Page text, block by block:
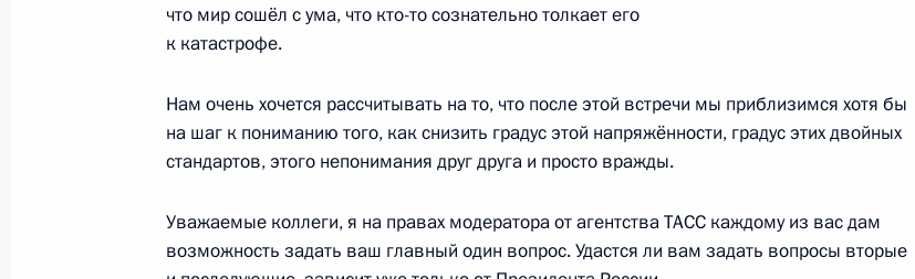
Рабочая встреча с Русланом Кухаруком
29 мая 2024 года, среда
Заседание Совета по стратегическому развитию и нацпроектам
и комиссий Госсовета по направлениям социально-
что мир сошёл с ума, что кто-то сознательно толкает его
к катастрофе.
Нам очень хочется рассчитывать на то, что после этой встречи мы приблизимся хотя бы
на шаг к пониманию того, как снизить градус этой напряжённости, градус этих двойных
стандартов, этого непонимания друг друга и просто вражды.
Уважаемые коллеги, я на правах модератора от агентства ТАСС каждому из вас дам
возможность задать ваш главный один вопрос. Удастся ли вам задать вопросы вторые